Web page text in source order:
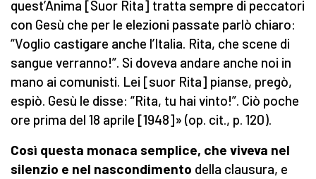
quest’Anima [Suor Rita] tratta sempre di peccatori
con Gesù che per le elezioni passate parlò chiaro:
“Voglio castigare anche l’Italia. Rita, che scene di
sangue verranno!”. Si doveva andare anche noi in
mano ai comunisti. Lei [suor Rita] pianse, pregò,
espiò. Gesù le disse: “Rita, tu hai vinto!”. Ciò poche
ore prima del 18 aprile [1948]» (op. cit., p. 120).
Così questa monaca semplice, che viveva nel
silenzio e nel nascondimento della clausura, e